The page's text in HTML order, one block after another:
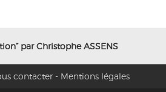
par Christophe ASSENS
contacter- Mentions légales